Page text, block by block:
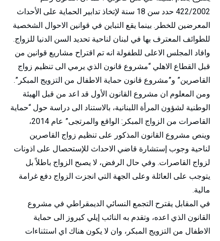
422/2002 حدد سن 18 سنة لإتخاذ تدابير الحماية على الأحداث
المعرضين للخطر. بينما يقع التباين في قوانين الاحوال الشخصية
للطوائف المعترف بها في لبنان لناحية تحديد السن الدنيا للزواج.
وافاد المجلس الاعلى للطفولة انه تم اقتراح مشاريع قوانين من
قبل القطاع الاهلي “مشروع قانون الذي يرمي الى تنظيم زواج
القاصرين” و”مشروع قانون حماية الاطفال من التزويج المبكر”.
ومن المعلوم ان مشروع القانون الأول قد اعد من قبل الهيئة
الوطنية لشؤون المرأة اللبنانية، بالاستناد الى دراسة حول “حماية
القاصرات من الزواج المبكر: الواقع والمرتجى” عام 2014،
وينص مشروع القانون المذكور على تنظيم زواج القاصرين
لناحية وجوب إستشارة قاضي الاحداث للإستحصال على اذونات
لزواج القاصرات. وفي حال الرفض، لا يصبح الزواج باطلاً بل
يتوجب على العائلة وعلى الجهة التي انجزت الزواج دفع غرامة
مالية.
في المقابل يقترح التجمع النسائي الديمقراطي في مشروع
القانون الذي اعده، وتقدم به النائب إيلي كيروز الى حماية
الاطفال من التزويج المبكر، وان لا يكون هناك اي استثناءات